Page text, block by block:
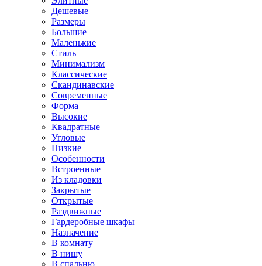
Дешевые
Размеры
Большие
Маленькие
Стиль
Минимализм
Классические
Скандинавские
Современные
Форма
Высокие
Квадратные
Угловые
Низкие
Особенности
Встроенные
Из кладовки
Закрытые
Открытые
Раздвижные
Гардеробные шкафы
Назначение
В комнату
В нишу
В спальню